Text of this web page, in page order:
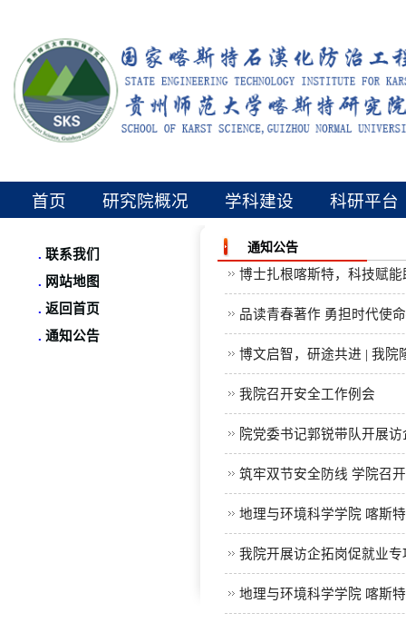
首页 研究院概况 学科建设 科研平台
. 联系我们
. 网站地图
. 返回首页
. 通知公告
通知公告
博士扎根喀斯特，科技赋
品读青春著作 勇担时代使
博文启智，研途共进 | 我院
我院召开安全工作例会
院党委书记郭锐带队开展
筑牢双节安全防线 学院召
地理与环境科学学院 喀斯
我院开展访企拓岗促就业专
地理与环境科学学院 喀斯